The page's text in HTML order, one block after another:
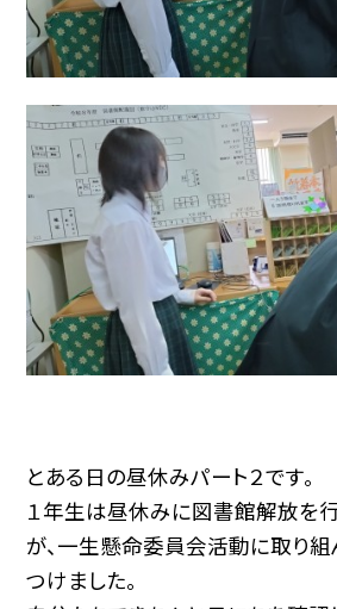
とある日の昼休みパート２です。
１年生は昼休みに図書館解放を
が、一生懸命委員会活動に取り組
つけました。